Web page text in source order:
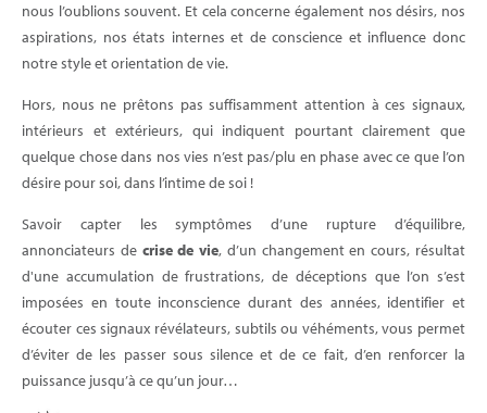
nous l’oublions souvent. Et cela concerne également nos désirs, nos
aspirations, nos états internes et de conscience et influence donc
notre style et orientation de vie.
Hors, nous ne prêtons pas suffisamment attention à ces signaux,
intérieurs et extérieurs, qui indiquent pourtant clairement que
quelque chose dans nos vies n’est pas/plu en phase avec ce que l’on
désire pour soi, dans l’intime de soi !
Savoir capter les symptômes d’une rupture d’équilibre,
annonciateurs de crise de vie, d’un changement en cours, résultat
d'une accumulation de frustrations, de déceptions que l’on s’est
imposées en toute inconscience durant des années, identifier et
écouter ces signaux révélateurs, subtils ou véhéments, vous permet
d’éviter de les passer sous silence et de ce fait, d’en renforcer la
puissance jusqu’à ce qu’un jour…